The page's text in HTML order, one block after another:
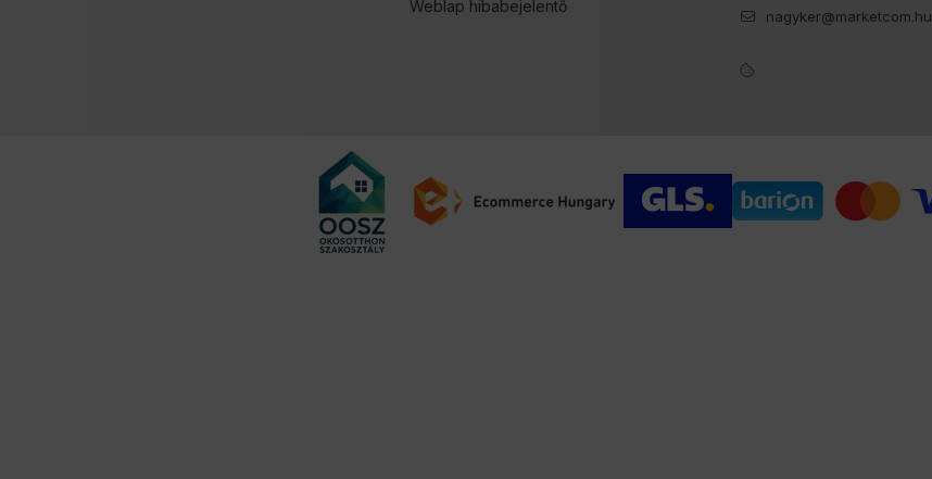
Weblap hibabejelentő
nagyker@marketcom.hu